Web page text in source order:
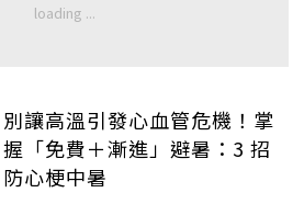
別讓高溫引發心血管危機！掌
握「免費＋漸進」避暑：3 招
防心梗中暑